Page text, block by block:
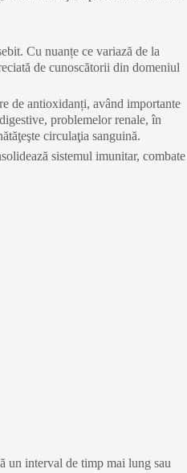
Cu nuanțe ce variază de la
de cunoscătorii din domeniul
de antioxidanți, având importante
problemelor renale, în
circulaţia sanguină.
sistemul imunitar, combate
un interval de timp mai lung sau